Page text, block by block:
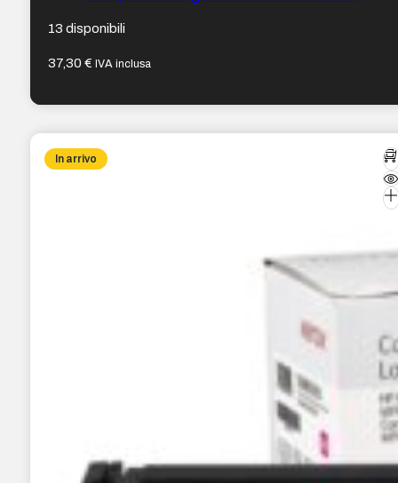
13 disponibili
37,30€ IVA inclusa
In arrivo